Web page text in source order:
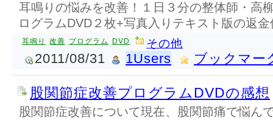
耳鳴りの悩みを改善！１日３分の整体師・高
ログラムDVD２枚+写真入りテキスト版の返
耳鳴り 改善 プログラム DVD その他
2011/08/31 1Users ブックマー
股関節症改善プログラムDVDの感想
股関節症改善について現在、股関節痛で悩ん